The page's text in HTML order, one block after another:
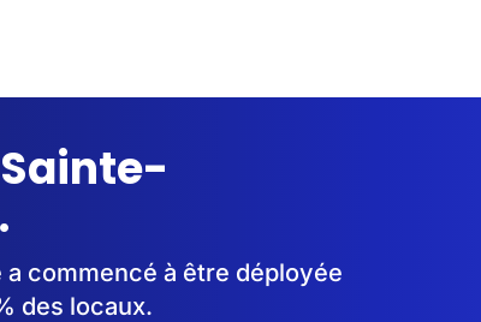
commencé à être déployée
des locaux.